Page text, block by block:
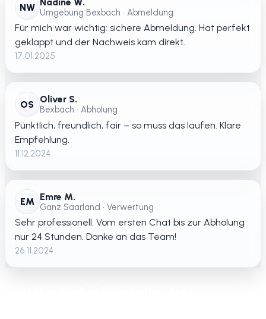
NW Umgebung Bexbach • Abmeldung
Für mich war wichtig: sichere Abmeldung. Hat perfekt
geklappt und der Nachweis kam direkt.
17.01.2025
OS Oliver S.
Bexbach • Abholung
Pünktlich, freundlich, fair – so muss das laufen. Klare
Empfehlung.
11.12.2024
EM Emre M.
Ganz Saarland • Verwertung
Sehr professionell. Vom ersten Chat bis zur Abholung
nur 24 Stunden. Danke an das Team!
26.11.2024